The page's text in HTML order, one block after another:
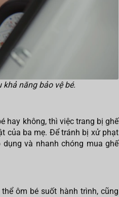
năng bảo vệ bé.
hay không, thì việc trang bị ghế
của ba mẹ. Để tránh bị xử phạt
và nhanh chóng mua ghế
ôm bé suốt hành trình, cũng